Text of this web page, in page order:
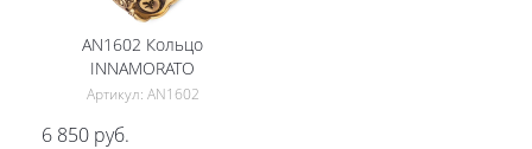
AN1602 Кольцо
INNAMORATO
Артикул: AN1602
6 850 руб.